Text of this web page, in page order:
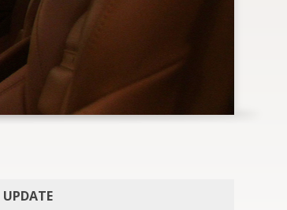
UPDATE